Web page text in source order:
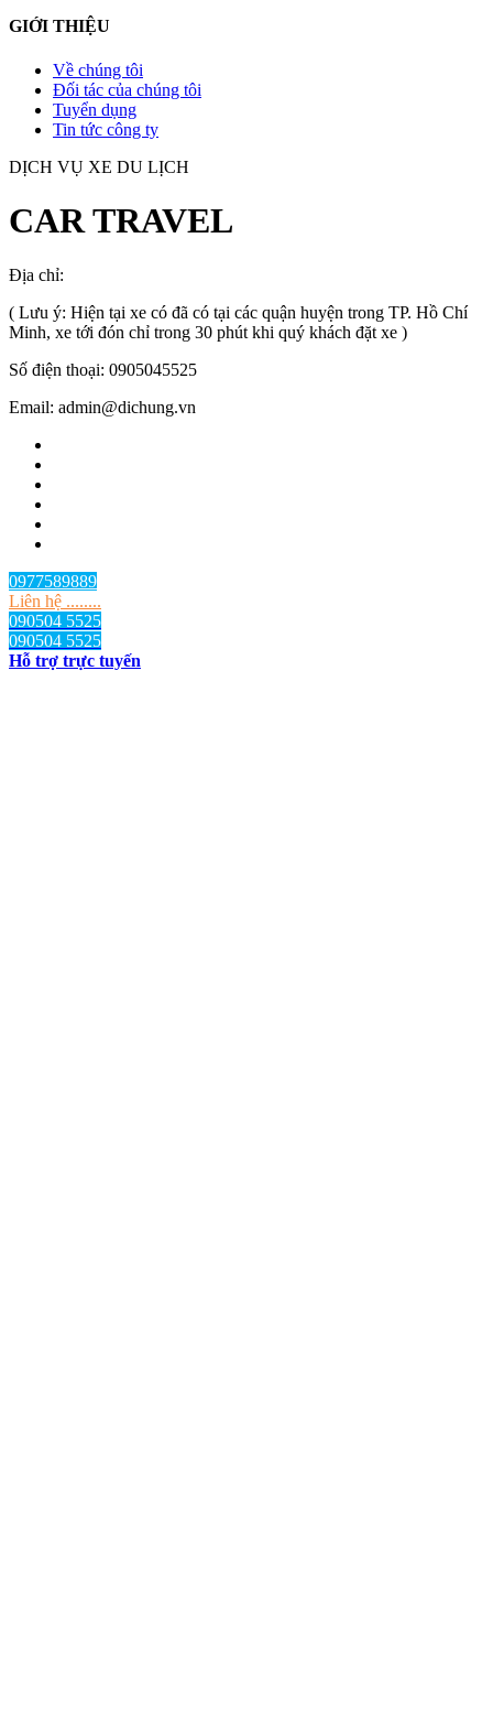
GIỚI THIỆU
Về chúng tôi
Đối tác của chúng tôi
Tuyển dụng
Tin tức công ty
DỊCH VỤ XE DU LỊCH
CAR TRAVEL
Địa chỉ:
( Lưu ý: Hiện tại xe có đã có tại các quận huyện trong TP. Hồ Chí
Minh, xe tới đón chỉ trong 30 phút khi quý khách đặt xe )
Số điện thoại: 0905045525
Email: admin@dichung.vn
0977589889
Liên hệ ........
090504 5525
090504 5525
Hỗ trợ trực tuyến